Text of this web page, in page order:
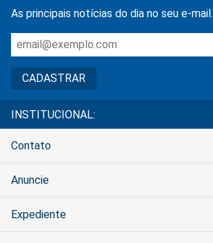
As principais notícias do dia no seu e-mail.
INSTITUCIONAL:
Contato
Anuncie
Expediente